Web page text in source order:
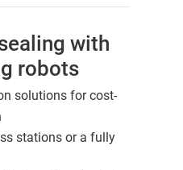
with
robots
solutions for cost-
stations or a fully